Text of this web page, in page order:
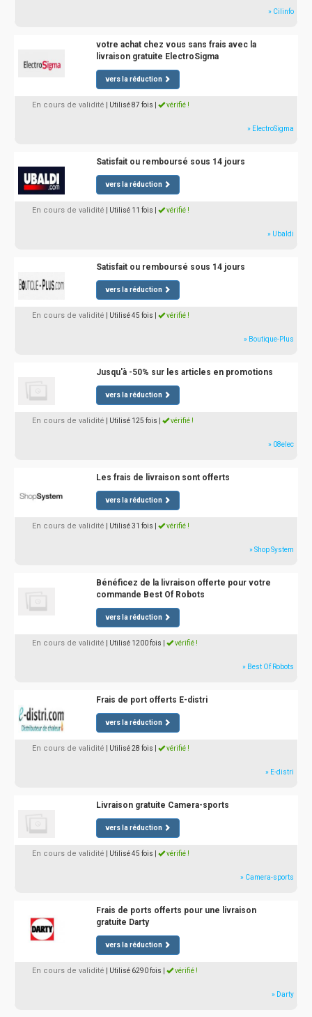
» Cilinfo
votre achat chez vous sans frais avec la
livraison gratuite ElectroSigma
vers la réduction
En cours de validité | Utilisé 87 fois vérifié !
» ElectroSigma
Satisfait ou remboursé sous 14 jours
vers la réduction
En cours de validité | Utilisé 11 fois vérifié !
» Ubaldi
Satisfait ou remboursé sous 14 jours
vers la réduction
En cours de validité | Utilisé 45 fois vérifié !
» Boutique-Plus
Jusqu'à -50% sur les articles en promotions
vers la réduction
En cours de validité | Utilisé 125 fois vérifié !
» 08elec
Les frais de livraison sont offerts
vers la réduction
En cours de validité | Utilisé 31 fois vérifié !
» Shop System
Bénéficez de la livraison offerte pour votre
commande Best Of Robots
vers la réduction
En cours de validité | Utilisé 1200 fois vérifié !
» Best Of Robots
Frais de port offerts E-distri
vers la réduction
En cours de validité | Utilisé 28 fois vérifié !
» E-distri
Livraison gratuite Camera-sports
vers la réduction
En cours de validité | Utilisé 45 fois vérifié !
» Camera-sports
Frais de ports offerts pour une livraison
gratuite Darty
vers la réduction
En cours de validité | Utilisé 6290 fois vérifié !
» Darty